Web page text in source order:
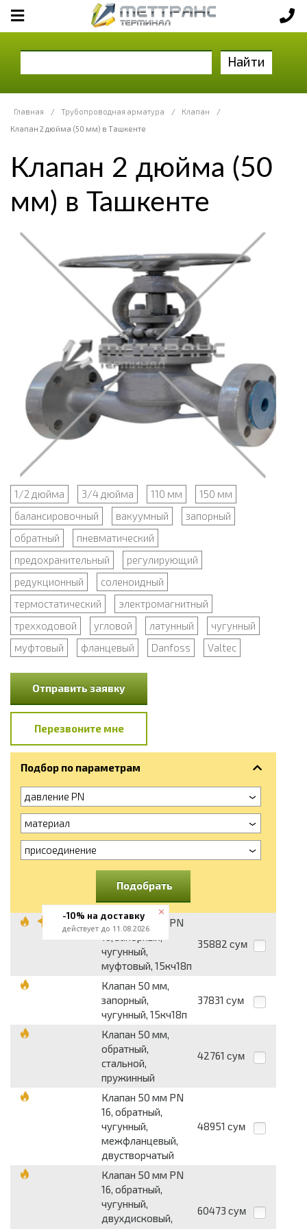
Найти
Главная / Трубопроводная арматура / Клапан
/
Клапан 2 дюйма (50 мм) в Ташкенте
Клапан 2 дюйма (50
мм) в Ташкенте
1/2 дюйма 3/4 дюйма 110 мм
150 мм
балансировочный
вакуумный
запорный
обратный
пневматический
предохранительный
регулирующий
редукционный
соленоидный
термостатический
электромагнитный
трехходовой
угловой латунный
чугунный
муфтовый
фланцевый Danfoss Valtec
Отправить заявку
Перезвоните мне
Подбор по параметрам
давление PN
материал
присоединение
Подобрать
Клапан 50 мм PN
16, запорный,
чугунный,
муфтовый, 15кч18п
35882 сум
Клапан 50 мм,
запорный,
чугунный, 15кч18п
37831 сум
Клапан 50 мм,
обратный,
стальной,
пружинный
42761 сум
Клапан 50 мм PN
16, обратный,
чугунный,
межфланцевый,
двустворчатый
48951 сум
Клапан 50 мм PN
16, обратный,
чугунный,
двухдисковый,
60473 сум
-10% на доставку
действует до 11.08.2026